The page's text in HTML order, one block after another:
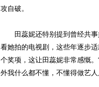
攻自破。
田蕊妮还特别提到曾经共事
看她拍的电视剧，这些年逐步
个奖项，这让田蕊妮非常感慨
外我什么都不懂，不懂得做艺